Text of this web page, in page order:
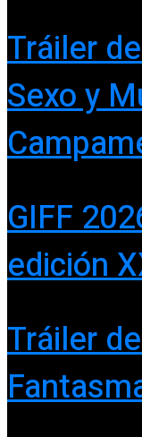
Tráiler
Sexo y
GIFF
edición
Tráiler